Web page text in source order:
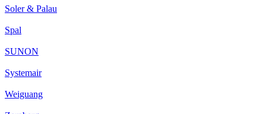
Soler & Palau
Spal
SUNON
Systemair
Weiguang